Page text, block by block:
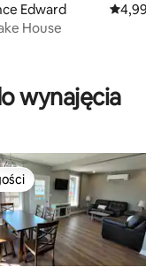
recenzji: 335
Edward
House
wynajęcia
z kategorii Wybór